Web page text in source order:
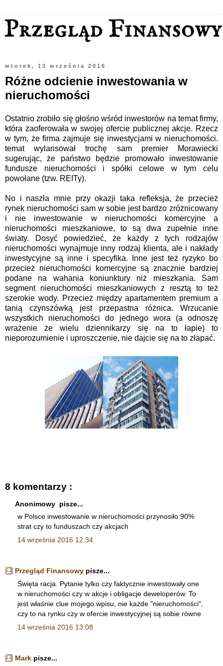
wtorek, 13 września 2016
Różne odcienie inwestowania w
nieruchomości
Ostatnio zrobiło się głośno wśród inwestorów na temat firmy,
która zaoferowała w swojej ofercie publicznej akcje. Rzecz
w tym, że firma zajmuje się inwestycjami w nieruchomości.
temat wylansował trochę sam premier Morawiecki
sugerując, że państwo będzie promowało inwestowanie
fundusze nieruchomości i spółki celowe w tym celu
powołane (tzw. REITy).
No i naszła mnie przy okazji taka refleksja, że przecież
rynek nieruchomości sam w sobie jest bardzo zróżnicowany
i nie inwestowanie w nieruchomości komercyjne a
nieruchomości mieszkaniowe, to są dwa zupełnie inne
światy. Dosyć powiedzieć, że każdy z tych rodzajów
nieruchomości wynajmuje inny rodzaj klienta, ale i nakłady
inwestycyjne są inne i specyfika. Inne jest też ryzyko bo
przecież nieruchomości komercyjne są znacznie bardziej
podane na wahania koniunktury niż mieszkania. Sam
segment nieruchomości mieszkaniowych z resztą to też
szerokie wody. Przecież między apartamentem premium a
tanią czynszówką jest przepastna różnica. Wrzucanie
wszystkich nieruchomości do jednego wora (a odnoszę
wrażenie że wielu dziennikarzy się na to łapie) to
nieporozumienie i uproszczenie, nie dajcie się na to złapać.
8 komentarzy :
Anonimowy pisze...
w Polsce inwestowanie w nieruchomości przynosiło 90%
strat czy to funduszach czy akcjach
14 września 2016 12:34
Przegląd Finansowy pisze...
Święta racja. Pytanie tylko czy faktycznie inwestowały one
w nieruchomości czy w akcje i obligacje deweloperów. To
jest właśnie clue mojego wpisu, nie każde "nieruchomości",
czy to na rynku czy w ofercie inwestycyjnej są sobie równe
14 września 2016 13:08
Mark pisze...